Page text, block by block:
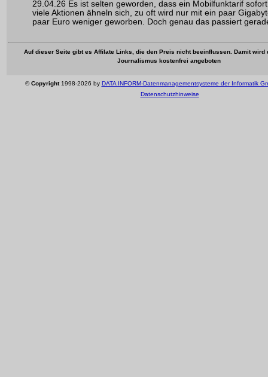
29.04.26 Es ist selten geworden, dass ein Mobilfunktarif
viele Aktionen ähneln sich, zu oft wird nur mit ein paar
paar Euro weniger geworben. Doch genau das passiert
Auf dieser Seite gibt es Affilate Links, die den Preis nicht beeinflussen. Damit wird
Journalismus kostenfrei angeboten
©Copyright1998-2026 by DATA INFORM-Datenmanagementsysteme der Informatik
Datenschutzhinweise